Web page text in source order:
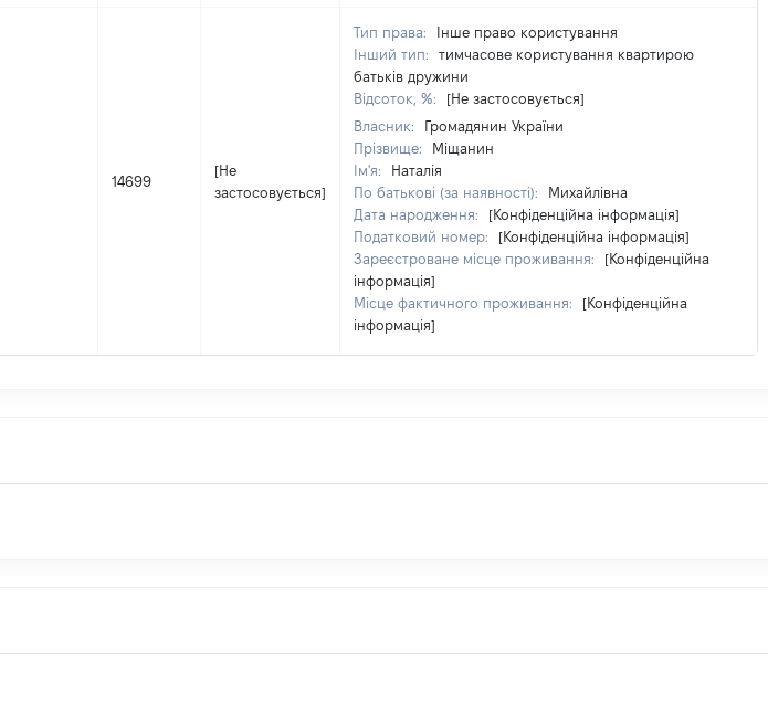
14699
[Не
застосовується]
Тип права:
Інше право користування
Інший тип:
тимчасове користування квартирою
батьків дружини
Відсоток, %:
[Не застосовується]
Власник:
Громадянин України
Прізвище:
Міщанин
Ім'я:
Наталія
По батькові (за наявності):
Михайлівна
Дата народження:
[Конфіденційна інформація]
Податковий номер:
[Конфіденційна інформація]
Зареєстроване місце проживання:
[Конфіденційна
інформація]
Місце фактичного проживання:
[Конфіденційна
інформація]